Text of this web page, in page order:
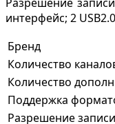
интерфейс; 2
Бренд
Количество
Количество
Поддержка
Разрешение